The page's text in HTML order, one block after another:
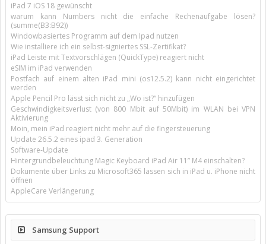
iPad 7 iOS 18 gewünscht
warum kann Numbers nicht die einfache Rechenaufgabe lösen?
(summe(B3:B92))
Windowbasiertes Programm auf dem Ipad nutzen
Wie installiere ich ein selbst-signiertes SSL-Zertifikat?
iPad Leiste mit Textvorschlägen (QuickType) reagiert nicht
eSIM im iPad verwenden
Postfach auf einem alten iPad mini (os12.5.2) kann nicht eingerichtet
werden
Apple Pencil Pro lässt sich nicht zu „Wo ist?“ hinzufügen
Geschwindigkeitsverlust (von 800 Mbit auf 50Mbit) im WLAN bei VPN
Aktivierung
Moin, mein iPad reagiert nicht mehr auf die fingersteuerung
Update 26.5.2 eines ipad 3. Generation
Software-Update
Hintergrundbeleuchtung Magic Keyboard iPad Air 11’’ M4 einschalten?
Dokumente über Links zu Microsoft365 lassen sich in iPad u. iPhone nicht
öffnen
AppleCare Verlängerung
Samsung Support